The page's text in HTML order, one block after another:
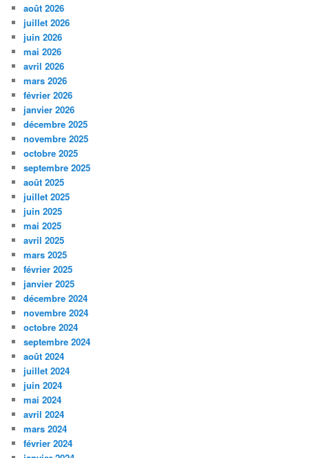
août 2026
juillet 2026
juin 2026
mai 2026
avril 2026
mars 2026
février 2026
janvier 2026
décembre 2025
novembre 2025
octobre 2025
septembre 2025
août 2025
juillet 2025
juin 2025
mai 2025
avril 2025
mars 2025
février 2025
janvier 2025
décembre 2024
novembre 2024
octobre 2024
septembre 2024
août 2024
juillet 2024
juin 2024
mai 2024
avril 2024
mars 2024
février 2024